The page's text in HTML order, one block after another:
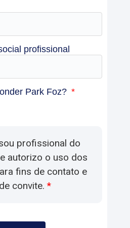
profissional
Park Foz?
profissional do
autorizo o uso dos
fins de contato e
convite.*